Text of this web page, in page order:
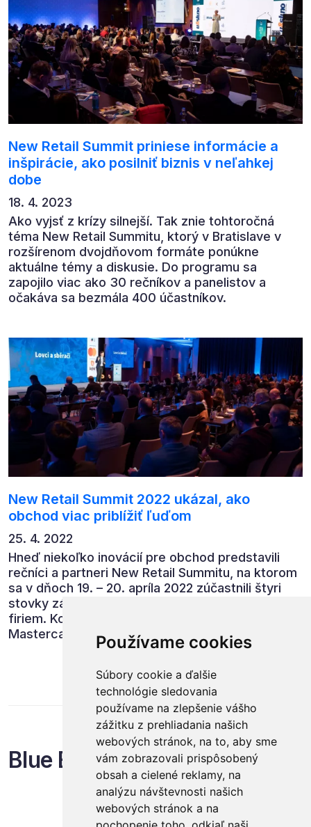
Používame cookies
Súbory cookie a ďalšie
technológie sledovania
používame na zlepšenie vášho
zážitku z prehliadania našich
webových stránok, na to, aby sme
vám zobrazovali prispôsobený
obsah a cielené reklamy, na
analýzu návštevnosti našich
webových stránok a na
New Retail Summit priniese informácie a
inšpirácie, ako posilniť biznis v neľahkej
dobe
18. 4. 2023
Ako vyjsť z krízy silnejší. Tak znie tohtoročná
téma New Retail Summitu, ktorý v Bratislave v
rozšírenom dvojdňovom formáte ponúkne
aktuálne témy a diskusie. Do programu sa
zapojilo viac ako 30 rečníkov a panelistov a
očakáva sa bezmála 400 účastníkov.
New Retail Summit 2022 ukázal, ako
obchod viac priblížiť ľuďom
25. 4. 2022
Hneď niekoľko inovácií pre obchod predstavili
rečníci a partneri New Retail Summitu, na ktorom
sa v dňoch 19. – 20. apríla 2022 zúčastnili štyri
stovky zástupcov obchodných a dodávateľských
firiem. Konferencia spojená i s udelením cien
Mastercard Obchodník roka tak opäť potvrdila,
že je najprestížnejším stretnutím obchodnej
plánujú v termíne 18. - 19. apríla 2023.
Blue Events